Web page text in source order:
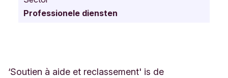
Professionele diensten
‘Soutien à aide et reclassement' is de